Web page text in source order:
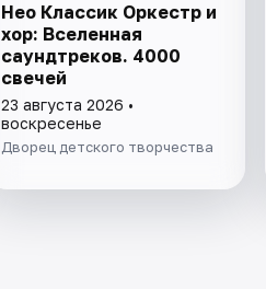
Нео Классик Оркестр и
хор: Вселенная
саундтреков. 4000
свечей
23 августа 2026 •
воскресенье
Дворец детского творчества